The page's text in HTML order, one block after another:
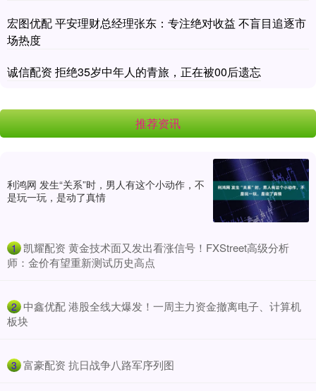
宏图优配 平安理财总经理张东：专注绝对收益 不盲目追逐市
场热度
诚信配资 拒绝35岁中年人的青旅，正在被00后遗忘
推荐资讯
利鸿网 发生“关系”时，男人有这个小动作，不
是玩一玩，是动了真情
1 ​凯耀配资 黄金技术面又发出看涨信号！FXStreet高级分析
师：金价有望重新测试历史高点
2 ​中鑫优配 港股全线大爆发！一周主力资金撤离电子、计算机
板块
3 ​富豪配资 抗日战争八路军序列图